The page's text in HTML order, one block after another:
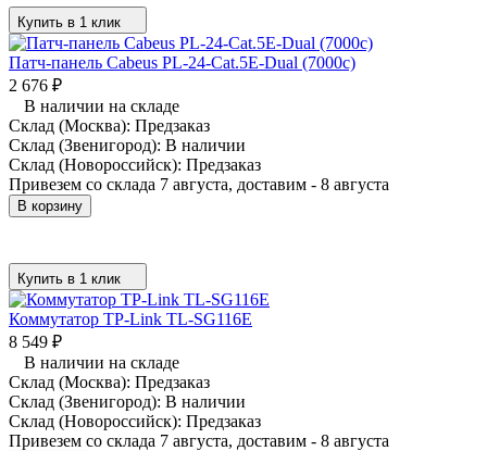
Купить в 1 клик
Патч-панель Cabeus PL-24-Cat.5E-Dual (7000c)
2 676 ₽
В наличии на складе
Склад (Москва): Предзаказ
Склад (Звенигород): В наличии
Склад (Новороссийск): Предзаказ
Привезем со склада 7 августа, доставим - 8 августа
В корзину
Купить в 1 клик
Коммутатор TP-Link TL-SG116E
8 549 ₽
В наличии на складе
Склад (Москва): Предзаказ
Склад (Звенигород): В наличии
Склад (Новороссийск): Предзаказ
Привезем со склада 7 августа, доставим - 8 августа